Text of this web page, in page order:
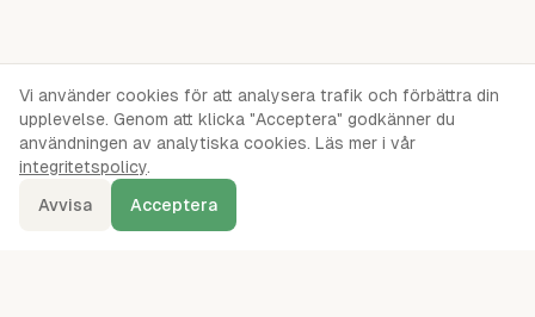
Vi använder cookies för att analysera trafik och förbättra din
upplevelse. Genom att klicka "Acceptera" godkänner du
användningen av analytiska cookies. Läs mer i vår
integritetspolicy.
Avvisa
Acceptera